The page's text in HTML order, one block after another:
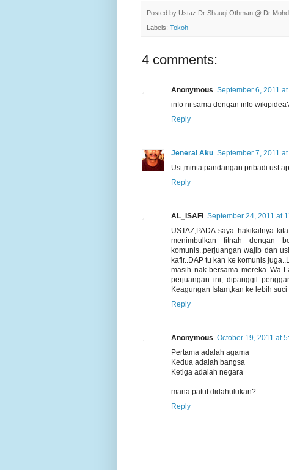
Posted by Ustaz Dr Shauqi Othman @ Dr
Labels: Tokoh
4 comments:
Anonymous September 6, 2011 at
info ni sama dengan info
Reply
Jeneral Aku September 7, 2011 at
Ust,minta pandangan pribadi ust
Reply
AL_ISAFI
September 24, 2011 at
USTAZ,PADA saya hakikatnya
menimbulkan fitnah dengan
komunis..perjuangan wajib dan
kafir..DAP tu kan ke komunis
masih nak bersama mereka..Wa
perjuangan ini, dipanggil
Keagungan Islam,kan ke lebih suci
Reply
Anonymous October 19, 2011 at
Pertama adalah agama
Kedua adalah bangsa
Ketiga adalah negara
mana patut didahulukan?
Reply